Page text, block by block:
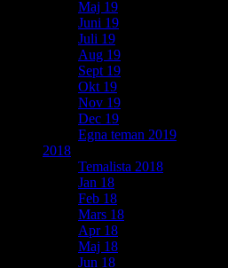
Maj 19
Juni 19
Juli 19
Aug 19
Sept 19
Okt 19
Nov 19
Dec 19
Egna teman 2019
2018
Temalista 2018
Jan 18
Feb 18
Mars 18
Apr 18
Maj 18
Jun 18